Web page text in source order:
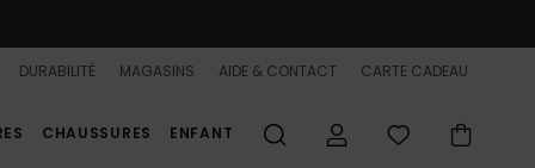
DURABILITÉ MAGASINS AIDE & CONTACT CARTE CADEAU
CHAUSSURES ENFANT